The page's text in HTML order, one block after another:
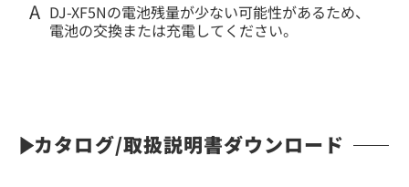
DJ-XF5Nの電池残量が少ない可能性があるため、
電池の交換または充電してください。
カタログ/取扱説明書ダウンロード